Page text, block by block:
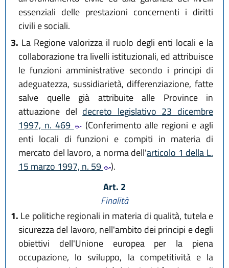
essenziali delle prestazioni concernenti i diritti
civili e sociali.
3. La Regione valorizza il ruolo degli enti locali e la
collaborazione tra livelli istituzionali, ed attribuisce
le funzioni amministrative secondo i principi di
adeguatezza, sussidiarietà, differenziazione, fatte
salve quelle già attribuite alle Province in
attuazione del decreto legislativo 23 dicembre
1997, n. 469
(Conferimento alle regioni e agli
enti locali di funzioni e compiti in materia di
mercato del lavoro, a norma dell'articolo 1 della L.
15 marzo 1997, n. 59
).
Art. 2
Finalità
1. Le politiche regionali in materia di qualità, tutela e
sicurezza del lavoro, nell'ambito dei principi e degli
obiettivi dell'Unione europea per la piena
occupazione, lo sviluppo, la competitività e la